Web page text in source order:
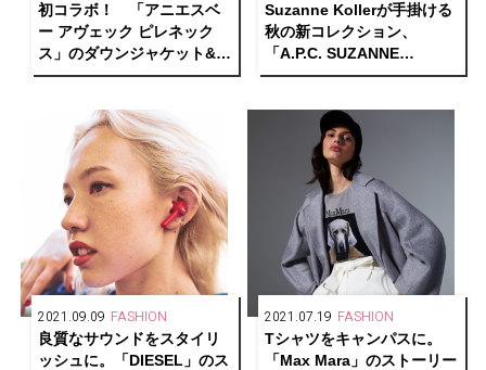
初コラボ！ 「アニエスベ
ー アヴェック ピレネック
ス」のダウンジャケット&ベ
ストに注目。
Suzanne Kollerが手掛ける
秋の新コレクション、
「A.P.C. SUZANNE
KOLLER INTERACTION
2021.09.09 FASHION
良質なサウンドをスタイリ
ッシュに。「DIESEL」のス
2021.07.19 FASHION
Tシャツをキャンパスに。
「Max Mara」のストーリー